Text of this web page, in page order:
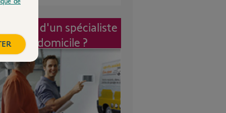
d'un spécialiste
à mon domicile ?